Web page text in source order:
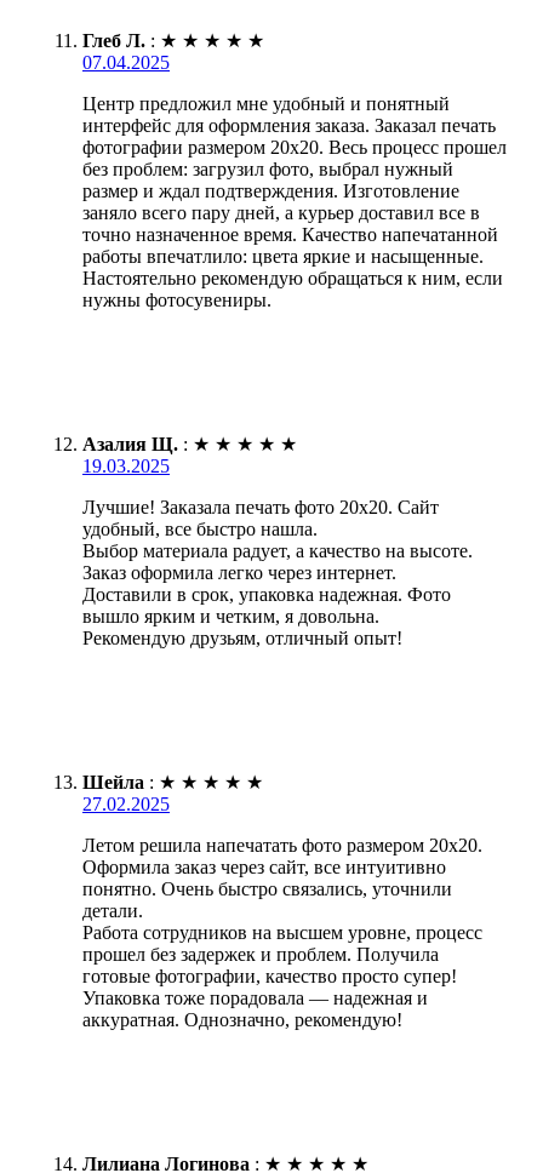
Глеб Л. : ★ ★ ★ ★ ★
07.04.2025
Центр предложил мне удобный и понятный
интерфейс для оформления заказа. Заказал печать
фотографии размером 20х20. Весь процесс прошел
без проблем: загрузил фото, выбрал нужный
размер и ждал подтверждения. Изготовление
заняло всего пару дней, а курьер доставил все в
точно назначенное время. Качество напечатанной
работы впечатлило: цвета яркие и насыщенные.
Настоятельно рекомендую обращаться к ним, если
нужны фотосувениры.
Азалия Щ. : ★ ★ ★ ★ ★
19.03.2025
Лучшие! Заказала печать фото 20х20. Сайт
удобный, все быстро нашла.
Выбор материала радует, а качество на высоте.
Заказ оформила легко через интернет.
Доставили в срок, упаковка надежная. Фото
вышло ярким и четким, я довольна.
Рекомендую друзьям, отличный опыт!
Шейла : ★ ★ ★ ★ ★
27.02.2025
Летом решила напечатать фото размером 20х20.
Оформила заказ через сайт, все интуитивно
понятно. Очень быстро связались, уточнили
детали.
Работа сотрудников на высшем уровне, процесс
прошел без задержек и проблем. Получила
готовые фотографии, качество просто супер!
Упаковка тоже порадовала — надежная и
аккуратная. Однозначно, рекомендую!
Лилиана Логинова : ★ ★ ★ ★ ★